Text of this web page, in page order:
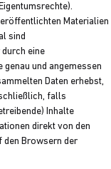
Materialien
sind
eine
und angemessen
Daten erhebst,
falls
Inhalte
direkt von den
den Browsern der